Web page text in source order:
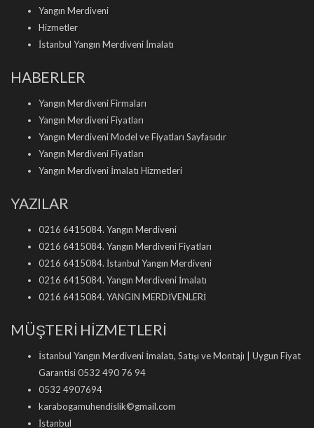
Yangın Merdiveni
Hizmetler
İstanbul Yangın Merdiveni İmalatı
HABERLER
Yangın Merdiveni Firmaları
Yangın Merdiveni Fiyatları
Yangın Merdiveni Model ve Fiyatları Sayfasıdır
Yangın Merdiveni Fiyatları
Yangın Merdiveni İmalatı Hizmetleri
YAZILAR
0216 6415084. Yangın Merdiveni
0216 6415084. Yangın Merdiveni Fiyatları
0216 6415084. İstanbul Yangın Merdiveni
0216 6415084. Yangın Merdiveni İmalatı
0216 6415084. YANGIN MERDİVENLERİ
MÜŞTERİ HİZMETLERİ
İstanbul Yangın Merdiveni İmalatı, Satışı ve Montajı | Uygun Fiyat
Garantisi 0532 490 76 94
0532 4907694
karabogamuhendislik©gmail.com
İstanbul